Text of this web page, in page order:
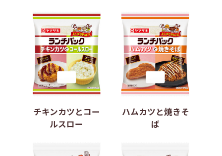
チキンカツとコー
ルスロー
ハムカツと焼きそ
ば